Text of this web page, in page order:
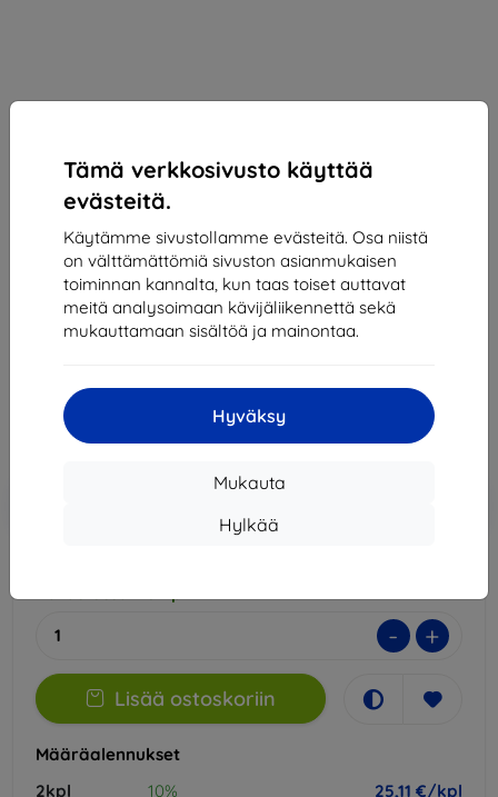
Tämä verkkosivusto käyttää
evästeitä.
Käytämme sivustollamme evästeitä. Osa niistä
on välttämättömiä sivuston asianmukaisen
toiminnan kannalta, kun taas toiset auttavat
meitä analysoimaan kävijäliikennettä sekä
mukauttamaan sisältöä ja mainontaa.
Hyväksy
Mukauta
Hylkää
3mk Paper Feeling Protective film for Redmi Pad 2
Xiaomi Redmi Pad 2 Pro
25,11 €
Hinta ilman ALV:tä
Alennus kupongilla
- +
Lisää ostoskoriin
Määräalennukset
2kpl
10% 25,11 €/kpl